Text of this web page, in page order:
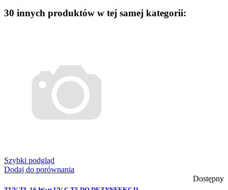
30 innych produktów w tej samej kategorii:
Szybki podgląd
Dodaj do porównania
Dostępny